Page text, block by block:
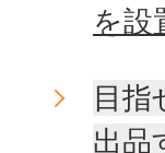
を設
目指
出品